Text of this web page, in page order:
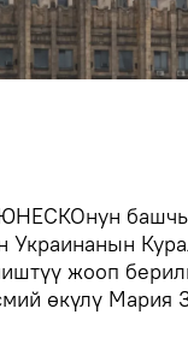
жооп
өкүлү Мария